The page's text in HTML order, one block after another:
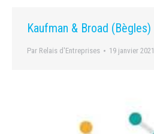
Kaufman & Broad (Bègles)
Par Relais d'Entreprises 19 janvier 2021